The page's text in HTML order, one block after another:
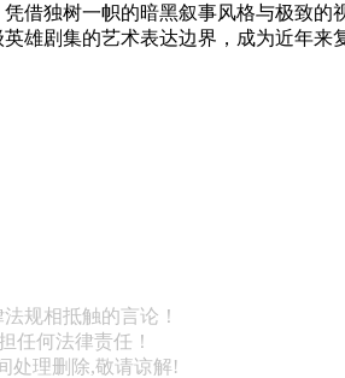
借独树一帜的暗黑叙事风格与极致的
雄剧集的艺术表达边界，成为近年来
规相抵触的言论！
任何法律责任！
处理删除,敬请谅解!